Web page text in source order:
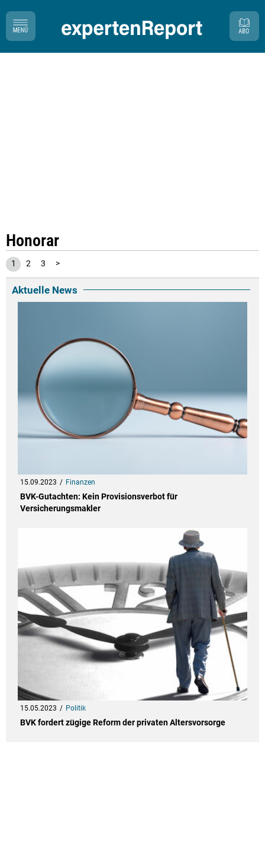
Honorar
1 2 3 >
Aktuelle News
15.09.2023 Finanzen
BVK-Gutachten: Kein Provisionsverbot für
Versicherungsmakler
15.05.2023 Politik
BVK fordert zügige Reform der privaten Altersvorsorge